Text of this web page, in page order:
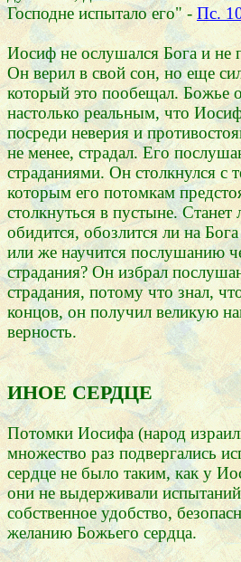
Господне испытало его" -Пс.
Иосиф не ослушался Бога и не
Он верил в свой сон, но еще
который это пообещал. Божье
настолько реальным, что
посреди неверия и
не менее, страдал. Его
страданиями. Он столкнулся с
которым его потомкам
столкнуться в пустыне. Станет
обидится, обозлится ли на
или же научится послушанию
страдания? Он избрал
страдания, потому что знал,
концов, он получил великую
верность.
ИНОЕ СЕРДЦЕ
Потомки Иосифа (народ
множество раз подвергались
сердце не было таким, как у
они не выдерживали
собственное удобство,
желанию Божьего сердца.